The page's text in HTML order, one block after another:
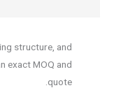
structure, and
exact MOQ and
quote.